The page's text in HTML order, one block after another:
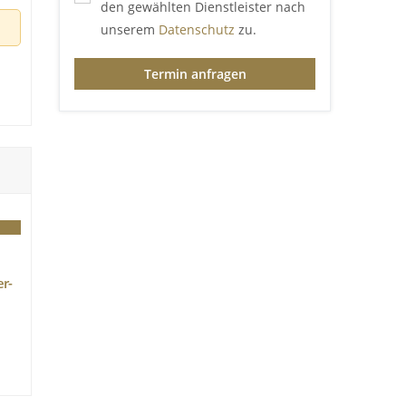
den gewählten Dienstleister nach
unserem Datenschutz zu.
Termin anfragen